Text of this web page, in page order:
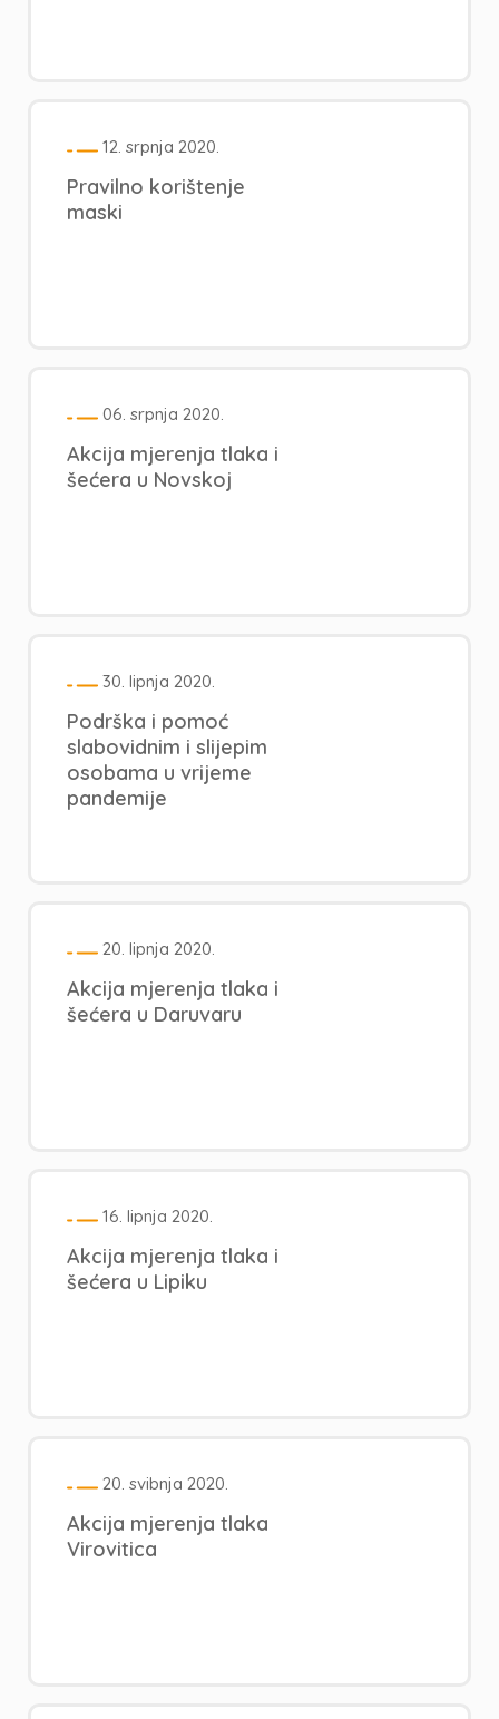
12. srpnja 2020.
Pravilno korištenje
maski
06. srpnja 2020.
Akcija mjerenja tlaka i
šećera u Novskoj
30. lipnja 2020.
Podrška i pomoć
slabovidnim i slijepim
osobama u vrijeme
pandemije
20. lipnja 2020.
Akcija mjerenja tlaka i
šećera u Daruvaru
16. lipnja 2020.
Akcija mjerenja tlaka i
šećera u Lipiku
20. svibnja 2020.
Akcija mjerenja tlaka
Virovitica